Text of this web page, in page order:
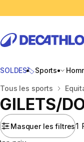
SOLDES🏷️Sports
Accueil
Tous les sports
GILETS/
Masquer les filtres1